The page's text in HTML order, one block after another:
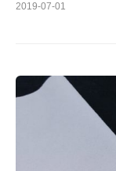
2019-07-01